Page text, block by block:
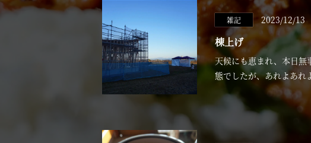
雑記 2023/12/13
棟上げ
天候にも恵まれ、本日無
態でしたが、あれよあ